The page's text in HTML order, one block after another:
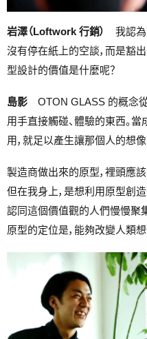
岩澤（Loftwork 行銷）
我認為
沒有停在紙上的空談，而是豁
型設計的價值是什麼呢？
島影 OTON GLASS 的概念
用手直接觸碰、體驗的東西。
用，就足以產生讓那個人的想
製造商做出來的原型，裡頭應
但在我身上，是想利用原型創造
認同這個價值觀的人們慢慢聚
原型的定位是，能夠改變人類